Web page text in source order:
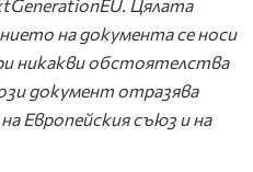
Цялата
на документа се носи
никакви обстоятелства
документ отразява
Европейския съюз и на